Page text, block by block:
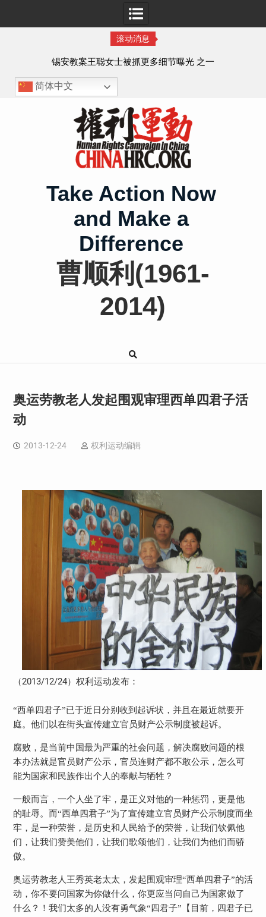
滚动消息
锡安教案王聪女士被抓更多细节曝光 之一
简体中文
Take Action Now
and Make a
Difference
曹顺利(1961-
2014)
奥运劳教老人发起围观审理西单四君子活
动
2013-12-24 权利运动编辑
（2013/12/24）权利运动发布：
“西单四君子”已于近日分别收到起诉状，并且在最近就要开
庭。他们以在街头宣传建立官员财产公示制度被起诉。
腐败，是当前中国最为严重的社会问题，解决腐败问题的根
本办法就是官员财产公示，官员连财产都不敢公示，怎么可
能为国家和民族作出个人的奉献与牺牲？
一般而言，一个人坐了牢，是正义对他的一种惩罚，更是他
的耻辱。而“西单四君子”为了宣传建立官员财产公示制度而坐
牢，是一种荣誉，是历史和人民给予的荣誉，让我们钦佩他
们，让我们赞美他们，让我们歌颂他们，让我们为他们而骄
傲。
奥运劳教老人王秀英老太太，发起围观审理“西单四君子”的活
动，你不要问国家为你做什么，你更应当问自己为国家做了
什么？！我们太多的人没有勇气象“四君子”【目前，四君子已